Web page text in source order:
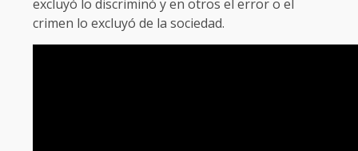
excluyó lo discriminó y en otros el error o el
crimen lo excluyó de la sociedad.